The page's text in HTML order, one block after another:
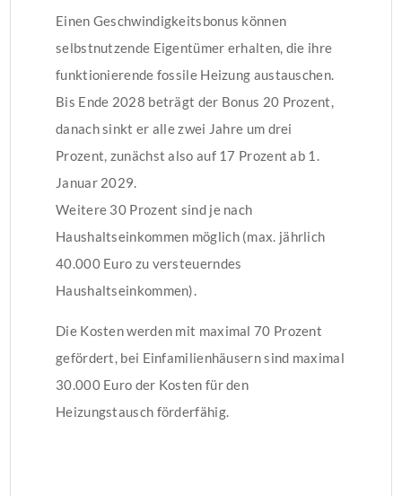
Einen Geschwindigkeitsbonus können
selbstnutzende Eigentümer erhalten, die ihre
funktionierende fossile Heizung austauschen.
Bis Ende 2028 beträgt der Bonus 20 Prozent,
danach sinkt er alle zwei Jahre um drei
Prozent, zunächst also auf 17 Prozent ab 1.
Januar 2029.
Weitere 30 Prozent sind je nach
Haushaltseinkommen möglich (max. jährlich
40.000 Euro zu versteuerndes
Haushaltseinkommen).
Die Kosten werden mit maximal 70 Prozent
gefördert, bei Einfamilienhäusern sind maximal
30.000 Euro der Kosten für den
Heizungstausch förderfähig.